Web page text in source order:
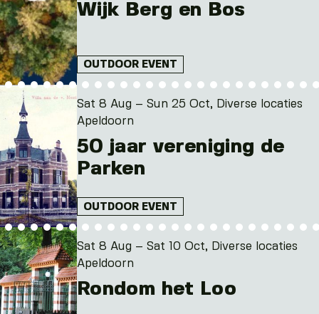
Wijk Berg en Bos
OUTDOOR EVENT
Sat 8 Aug – Sun 25 Oct, Diverse locaties
Apeldoorn
50 jaar vereniging de
Parken
OUTDOOR EVENT
Sat 8 Aug – Sat 10 Oct, Diverse locaties
Apeldoorn
Rondom het Loo